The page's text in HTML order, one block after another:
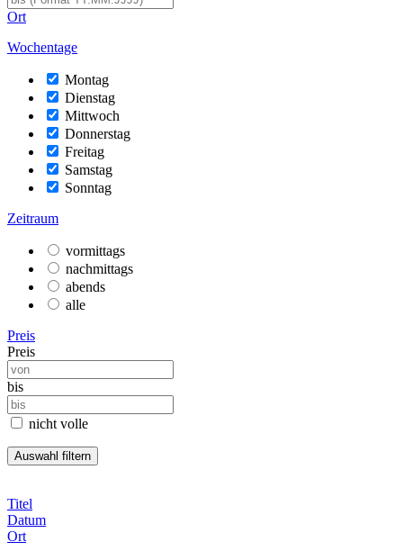
Ort
Wochentage
Montag
Dienstag
Mittwoch
Donnerstag
Freitag
Samstag
Sonntag
Zeitraum
vormittags
nachmittags
abends
alle
Preis
Preis
bis
nicht volle
Titel
Datum
Ort